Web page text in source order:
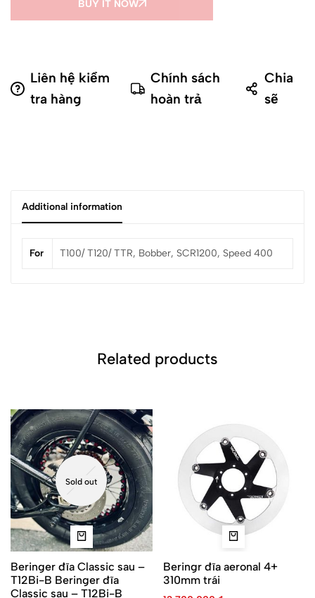
BUY IT NOW
Liên hệ kiểm
tra hàng
Chính sách
hoàn trả
Chia
sẽ
Additional information
For T100/ T120/ TTR, Bobber, SCR1200, Speed 400
Related products
Sold out
Beringer đĩa Classic sau –
T12Bi-B Beringer đĩa
Classic sau – T12Bi-B
Beringr đĩa aeronal 4+
310mm trái